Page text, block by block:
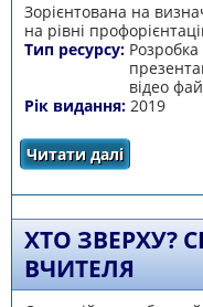
Зорієнтована на
на рівні
Тип ресурсу: Розробка
відео
Рік видання: 2019
Читати даліпро
ХТО ЗВЕРХУ?
ВЧИТЕЛЯ